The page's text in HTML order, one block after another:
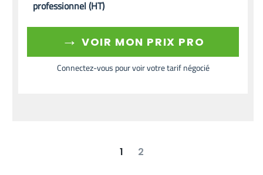
professionnel (HT)
→ VOIR MON PRIX PRO
Connectez-vous pour voir votre tarif négocié
1 2